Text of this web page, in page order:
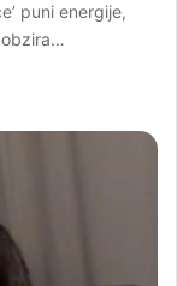
puni energije,